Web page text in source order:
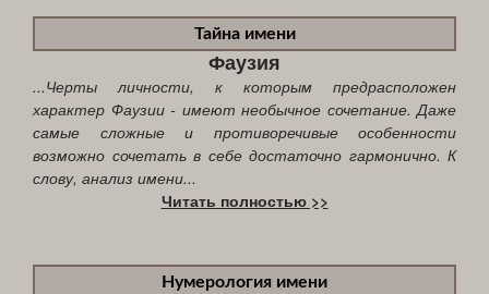
Тайна имени
Фаузия
...Черты личности, к которым предрасположен
характер Фаузии - имеют необычное сочетание. Даже
самые сложные и противоречивые особенности
возможно сочетать в себе достаточно гармонично. К
слову, анализ имени...
Читать полностью >>
Нумерология имени